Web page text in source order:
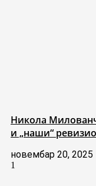
Никола
и „наши“
новембар 20, 2025